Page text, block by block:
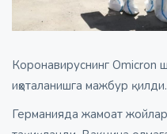
Коронавируснинг Omicron
иҳоталанишга мажбур қилди.
Германияда жамоат